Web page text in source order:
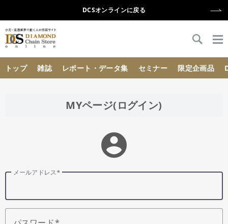
DCSオンラインに戻る
トップ 雑誌 レポート・データ集 セミナー 限定企画品
MYページ(ログイン)
account_circle
メールアドレス